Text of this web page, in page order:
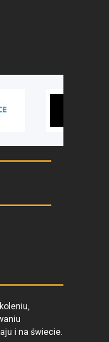
i na świecie.